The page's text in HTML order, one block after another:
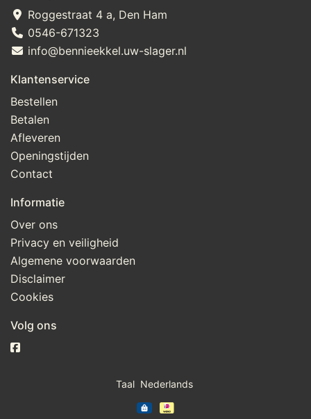
Roggestraat 4 a, Den Ham
0546-671323
info@bennieekkel.uw-slager.nl
Klantenservice
Bestellen
Betalen
Afleveren
Openingstijden
Contact
Informatie
Over ons
Privacy en veiligheid
Algemene voorwaarden
Disclaimer
Cookies
Volg ons
Taal